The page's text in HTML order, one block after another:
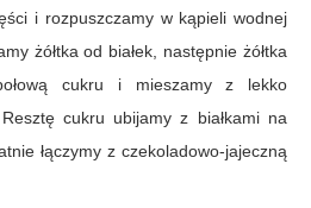
i rozpuszczamy w kąpieli wodnej
żółtka od białek, następnie żółtka
cukru i mieszamy z lekko
cukru ubijamy z białkami na
łączymy z czekoladowo-jajeczną